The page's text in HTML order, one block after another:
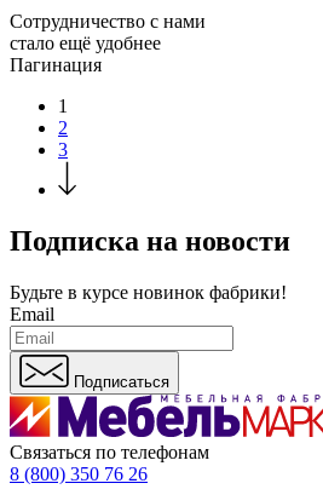
Сотрудничество с нами
стало ещё удобнее
Пагинация
1
2
3
Подписка на новости
Будьте в курсе новинок фабрики!
Email
Подписаться
Связаться по телефонам
8 (800) 350 76 26